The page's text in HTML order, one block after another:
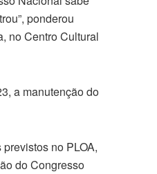
ponderou
no Centro Cultural
a manutenção do
no PLOA,
do Congresso